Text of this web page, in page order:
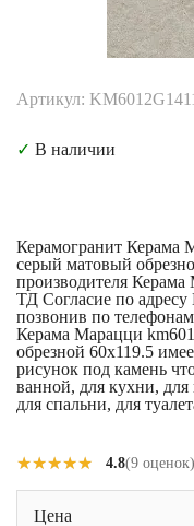
Артикул:
✓ В наличии
Керамогранит Керама
серый матовый
производителя
ТД Согласие по
позвонив по
Керама Марацци
обрезной 60x119.5
рисунок под камень
ванной, для кухни, для
для спальни, для
★★★★★
★★★★★ 4.8(9 оценок)
Цена